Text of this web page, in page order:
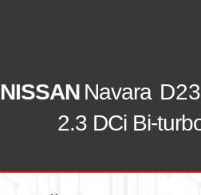
NISSAN Navara
2.3 DCi Bi-